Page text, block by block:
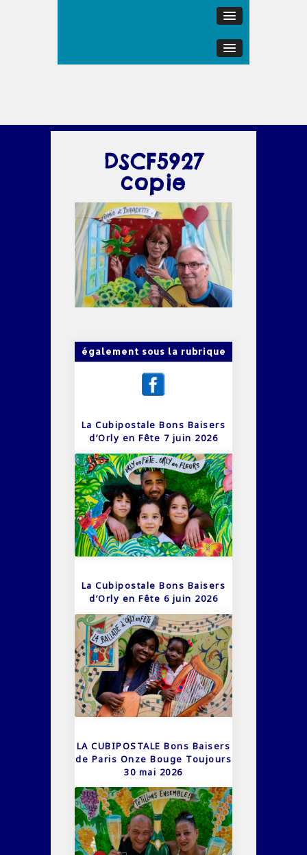
DSCF5927
copie
également sous la rubrique
La Cubipostale Bons Baisers
d’Orly en Fête 7 juin 2026
La Cubipostale Bons Baisers
d’Orly en Fête 6 juin 2026
LA CUBIPOSTALE Bons Baisers
de Paris Onze Bouge Toujours
30 mai 2026